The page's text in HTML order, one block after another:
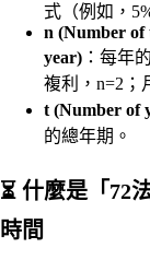
式（例如，
n (Number of
year) ：每年
複利，n=2；
t (Number of
的總年期。
⏳ 什麼是「72
時間